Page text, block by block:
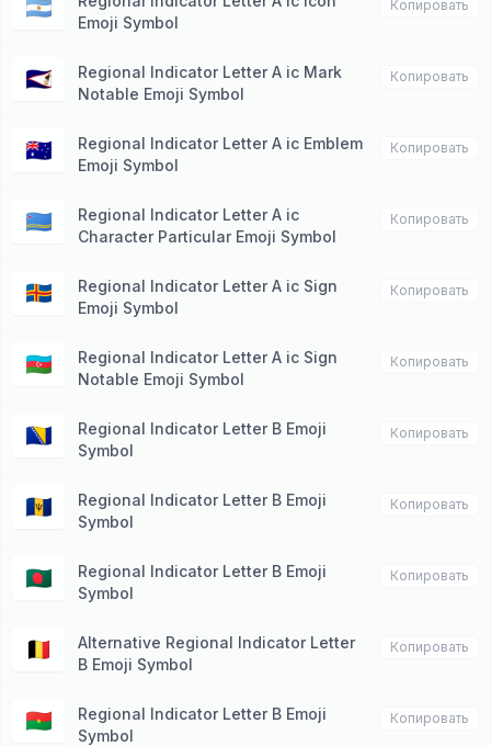
🇦🇷
Emoji Symbol
Копировать
🇦🇸
Regional Indicator Letter A ic Mark
Notable Emoji Symbol
Копировать
🇦🇺
Regional Indicator Letter A ic Emblem
Emoji Symbol
Копировать
🇦🇼
Regional Indicator Letter A ic
Character Particular Emoji Symbol
Копировать
🇦🇽
Regional Indicator Letter A ic Sign
Emoji Symbol
Копировать
🇦🇿
Regional Indicator Letter A ic Sign
Notable Emoji Symbol
Копировать
🇧🇦
Regional Indicator Letter B Emoji
Symbol
Копировать
🇧🇧
Regional Indicator Letter B Emoji
Symbol
Копировать
🇧🇩
Regional Indicator Letter B Emoji
Symbol
Копировать
🇧🇪
Alternative Regional Indicator Letter
B Emoji Symbol
Копировать
🇧🇫
Regional Indicator Letter B Emoji
Symbol
Копировать